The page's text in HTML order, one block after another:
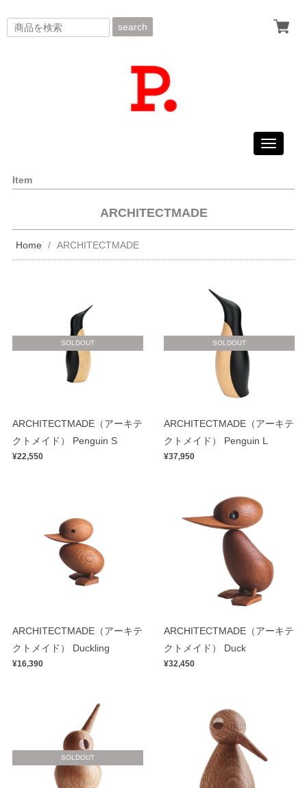
search
Toggle
Item
ARCHITECTMADE
Home ARCHITECTMADE
SOLDOUT
ARCHITECTMADE（アーキテ
クトメイド） Penguin S
¥22,550
SOLDOUT
ARCHITECTMADE（アーキテ
クトメイド） Penguin L
¥37,950
ARCHITECTMADE（アーキテ
クトメイド） Duckling
¥16,390
ARCHITECTMADE（アーキテ
クトメイド） Duck
¥32,450
SOLDOUT